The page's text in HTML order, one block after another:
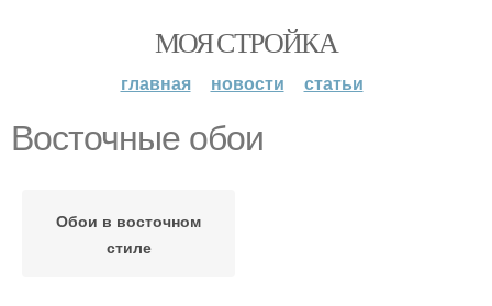
МОЯ СТРОЙКА
главная новости статьи
Восточные обои
Обои в восточном
стиле